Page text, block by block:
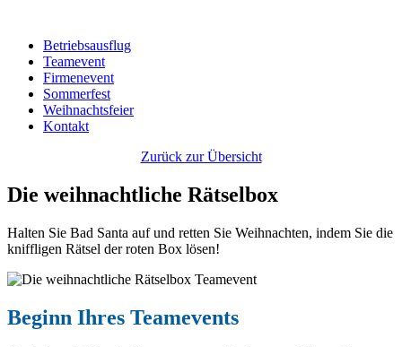
Betriebsausflug
Teamevent
Firmenevent
Sommerfest
Weihnachtsfeier
Kontakt
Zurück zur Übersicht
Die weihnachtliche Rätselbox
Halten Sie Bad Santa auf und retten Sie Weihnachten, indem Sie die
kniffligen Rätsel der roten Box lösen!
Beginn Ihres Teamevents